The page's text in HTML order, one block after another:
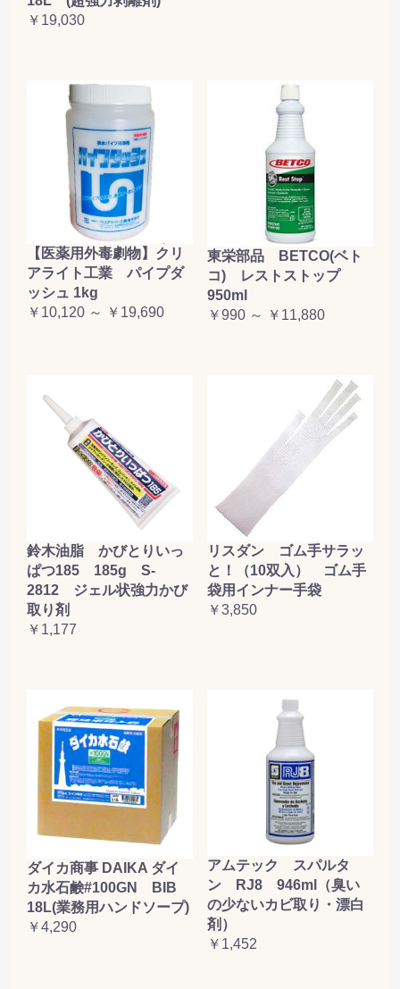
￥19,030
【医薬用外毒劇物】クリ
アライト工業 パイプダ
ッシュ 1kg
￥10,120 ～ ￥19,690
東栄部品 BETCO(ベト
コ) レストストップ
950ml
￥990 ～ ￥11,880
鈴木油脂 かびとりいっ
ぱつ185 185g S-
2812 ジェル状強力かび
取り剤
￥1,177
リスダン ゴム手サラッ
と！（10双入） ゴム手
袋用インナー手袋
￥3,850
ダイカ商事 DAIKA ダイ
カ水石鹸#100GN BIB
18L(業務用ハンドソープ)
￥4,290
アムテック スパルタ
ン RJ8 946ml（臭い
の少ないカビ取り・漂白
剤）
￥1,452